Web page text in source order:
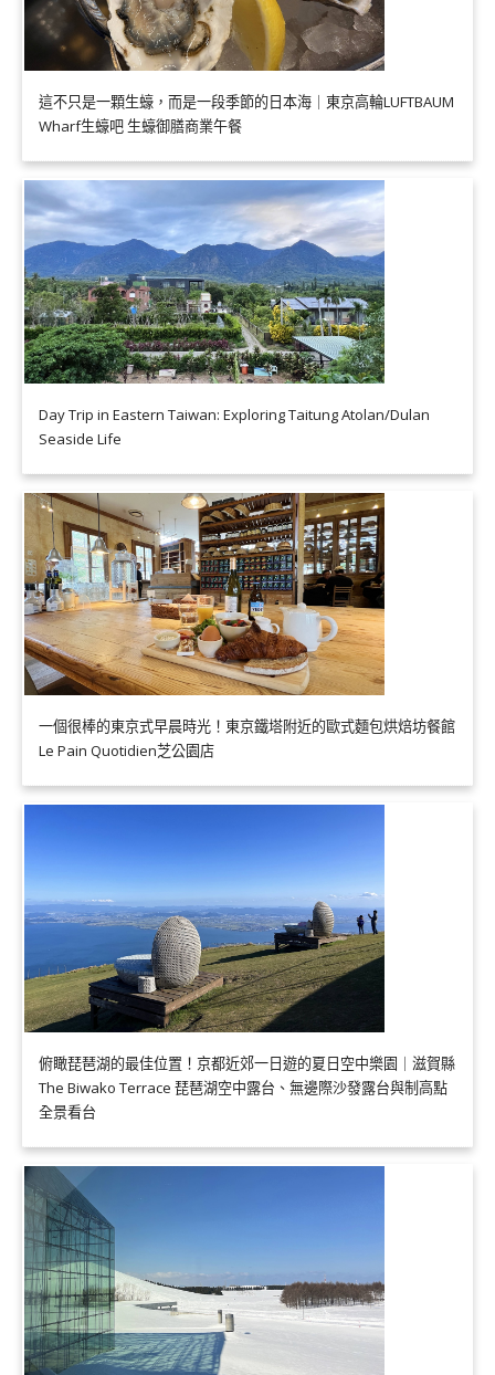
這不只是一顆生蠔，而是一段季節的日本海｜東京高輪LUFTBAUM
Wharf生蠔吧 生蠔御膳商業午餐
Day Trip in Eastern Taiwan: Exploring Taitung Atolan/Dulan
Seaside Life
一個很棒的東京式早晨時光！東京鐵塔附近的歐式麵包烘焙坊餐館
Le Pain Quotidien芝公園店
俯瞰琵琶湖的最佳位置！京都近郊一日遊的夏日空中樂園｜滋賀縣
The Biwako Terrace 琵琶湖空中露台、無邊際沙發露台與制高點
全景看台